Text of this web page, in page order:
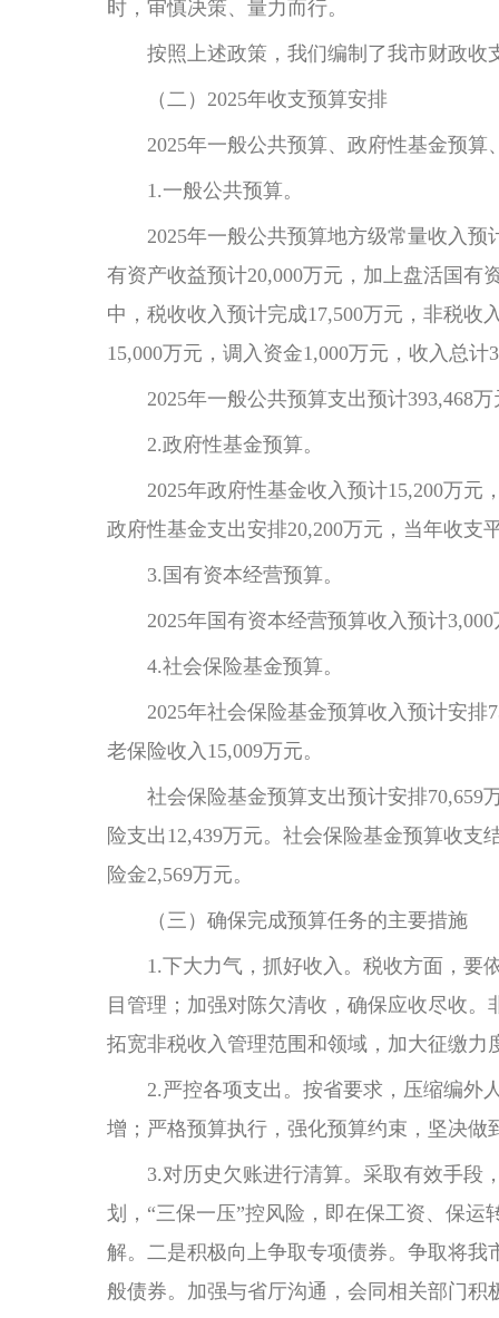
时，审慎决策、量力而行。
按照上述政策，我们编制了我市财政收
（二）2025年收支预算安排
2025年一般公共预算、政府性基金预算
1.一般公共预算。
2025年一般公共预算地方级常量收入预
有资产收益预计20,000万元，加上盘活国有
中，税收收入预计完成17,500万元，非税收
15,000万元，调入资金1,000万元，收入总计
2025年一般公共预算支出预计393,468万
2.政府性基金预算。
2025年政府性基金收入预计15,200万元，
政府性基金支出安排20,200万元，当年收支
3.国有资本经营预算。
2025年国有资本经营预算收入预计3,000
4.社会保险基金预算。
2025年社会保险基金预算收入预计安排
老保险收入15,009万元。
社会保险基金预算支出预计安排70,659万
险支出12,439万元。社会保险基金预算收
险金2,569万元。
（三）确保完成预算任务的主要措施
1.下大力气，抓好收入。税收方面，要依
目管理；加强对陈欠清收，确保应收尽收
拓宽非税收入管理范围和领域，加大征缴力
2.严控各项支出。按省要求，压缩编外人
增；严格预算执行，强化预算约束，坚决做
3.对历史欠账进行清算。采取有效手段，
划，“三保一压”控风险，即在保工资、保
解。二是积极向上争取专项债券。争取将
般债券。加强与省厅沟通，会同相关部门